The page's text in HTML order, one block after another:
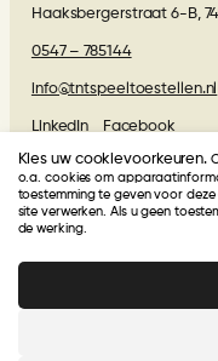
Haaksbergerstraat 6-B,
0547 – 785144
info@tntspeeltoestellen.nl
LinkedIn Facebook
Algemene voorwaarden
Beoordelingen van onze
krijgt
Gebasseerd op27
Kies uw cookievoorkeuren.
o.a. cookies om
toestemming te geven voor
site verwerken. Als u geen
de werking.